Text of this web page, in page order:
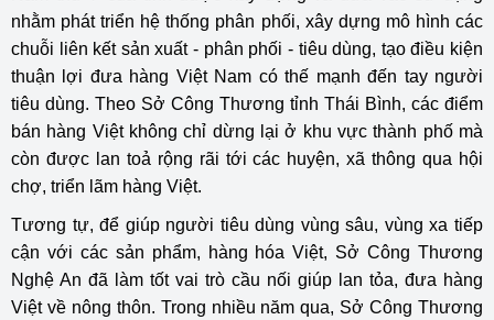
nhằm phát triển hệ thống phân phối, xây dựng mô hình các
chuỗi liên kết sản xuất - phân phối - tiêu dùng, tạo điều kiện
thuận lợi đưa hàng Việt Nam có thế mạnh đến tay người
tiêu dùng. Theo Sở Công Thương tỉnh Thái Bình, các điểm
bán hàng Việt không chỉ dừng lại ở khu vực thành phố mà
còn được lan toả rộng rãi tới các huyện, xã thông qua hội
chợ, triển lãm hàng Việt.
Tương tự, để giúp người tiêu dùng vùng sâu, vùng xa tiếp
cận với các sản phẩm, hàng hóa Việt, Sở Công Thương
Nghệ An đã làm tốt vai trò cầu nối giúp lan tỏa, đưa hàng
Việt về nông thôn. Trong nhiều năm qua, Sở Công Thương